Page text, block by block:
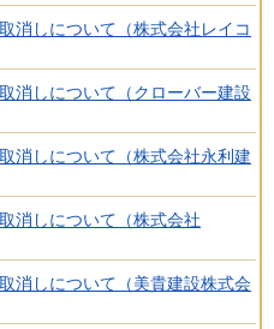
消しについて（株式会社レイコ
消しについて（クローバー建設
消しについて（株式会社永利建
消しについて（株式会社
消しについて（美貴建設株式会